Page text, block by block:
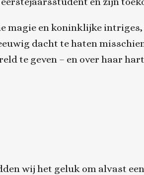
magie en koninklijke
dacht te haten
te geven – en over haar
wij het geluk om alvast